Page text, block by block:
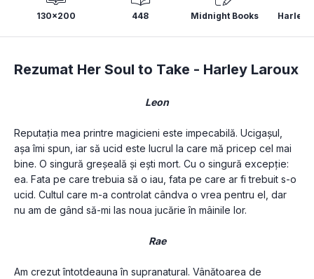
130x200 448 Midnight Books Harley
Rezumat Her Soul to Take - Harley Laroux
Leon
Reputația mea printre magicieni este impecabilă. Ucigașul,
așa îmi spun, iar să ucid este lucrul la care mă pricep cel mai
bine. O singură greșeală și ești mort. Cu o singură excepție:
ea. Fata pe care trebuia să o iau, fata pe care ar fi trebuit s-o
ucid. Cultul care m-a controlat cândva o vrea pentru el, dar
nu am de gând să-mi las noua jucărie în mâinile lor.
Rae
Am crezut întotdeauna în supranatural. Vânătoarea de